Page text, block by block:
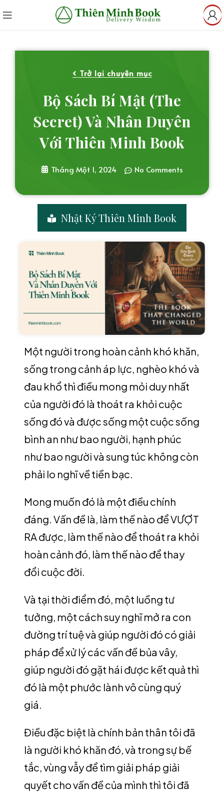
Trở lại chuyên mục
Bộ Sách Bí Mật (The
Secret) Và Nhân Duyên
Với Thiên Minh Book
Tháng Một 1, 2024 No Comments
Nhật Ký Thiên Minh Book
Một người trong hoàn cảnh khó khăn,
sống trong cảnh áp lực, nghèo khó và
đau khổ thì điều mong mỏi duy nhất
của người đó là thoát ra khỏi cuộc
sống đó và được sống một cuộc sống
bình an như bao người, hạnh phúc
như bao người và sung túc không còn
phải lo nghĩ về tiền bạc.
Mong muốn đó là một điều chính
đáng. Vấn đề là, làm thế nào để VƯỢT
RA được, làm thế nào để thoát ra khỏi
hoàn cảnh đó, làm thế nào để thay
đổi cuộc đời.
Và tại thời điểm đó, một luồng tư
tưởng, một cách suy nghĩ mở ra con
đường trí tuệ và giúp người đó có giải
pháp để xử lý các vấn đề bủa vây,
giúp người đó gặt hái được kết quả thì
đó là một phước lành vô cùng quý
giá.
Điều đặc biệt là chính bản thân tôi đã
là người khó khăn đó, và trong sự bế
tắc, vùng vẫy để tìm giải pháp giải
quyết cho vấn đề của mình thì tôi đã